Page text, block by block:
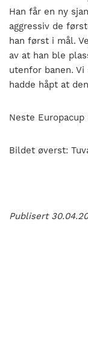
Han får en ny
aggressiv de
han først i mål.
av at han ble
utenfor banen.
hadde håpt at
Neste Europacup
Bildet øverst:
Publisert